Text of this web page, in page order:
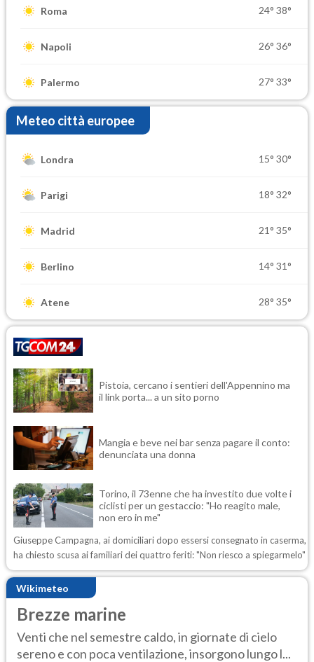
Roma 24° 38°
Napoli 26° 36°
Palermo 27° 33°
Meteo città europee
Londra 15° 30°
Parigi 18° 32°
Madrid 21° 35°
Berlino 14° 31°
Atene 28° 35°
Pistoia, cercano i sentieri dell'Appennino ma
il link porta... a un sito porno
Mangia e beve nei bar senza pagare il conto:
denunciata una donna
Torino, il 73enne che ha investito due volte i
ciclisti per un gestaccio: "Ho reagito male,
non ero in me"
Giuseppe Campagna, ai domiciliari dopo essersi consegnato in caserma,
ha chiesto scusa ai familiari dei quattro feriti: "Non riesco a spiegarmelo"
Wikimeteo
Brezze marine
Venti che nel semestre caldo, in giornate di cielo
sereno e con poca ventilazione, insorgono lungo l...